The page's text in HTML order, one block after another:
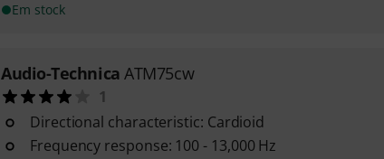
Em stock
Audio-Technica ATM75cw
1
Directional characteristic: Cardioid
Frequency response: 100 - 13,000 Hz